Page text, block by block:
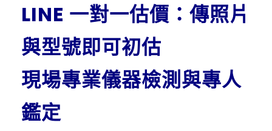
LINE 一對一估價：傳照片
與型號即可初估
現場專業儀器檢測與專人
鑑定